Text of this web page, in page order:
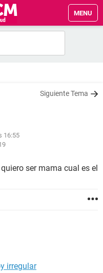
MENU
Siguiente Tema
16:55
ser mama cual es el
irregular